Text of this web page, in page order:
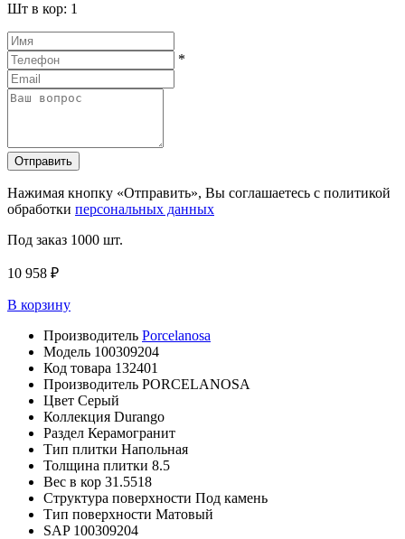
Шт в кор: 1
*
Отправить
Нажимая кнопку «Отправить», Вы соглашаетесь с политикой
обработки персональных данных
Под заказ 1000 шт.
10 958 ₽
В корзину
Производитель Porcelanosa
Модель 100309204
Код товара 132401
Производитель PORCELANOSA
Цвет Серый
Коллекция Durango
Раздел Керамогранит
Тип плитки Напольная
Толщина плитки 8.5
Вес в кор 31.5518
Структура поверхности Под камень
Тип поверхности Матовый
SAP 100309204